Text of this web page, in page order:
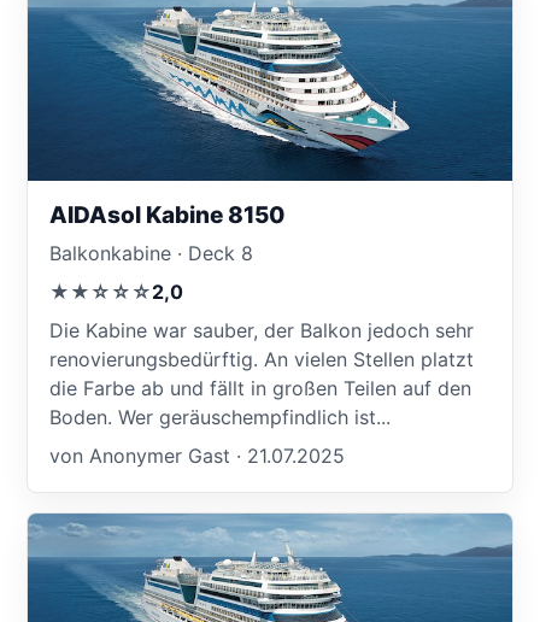
AIDAsol Kabine 8150
Balkonkabine · Deck 8
★★☆☆☆2,0
Die Kabine war sauber, der Balkon jedoch sehr
renovierungsbedürftig. An vielen Stellen platzt
die Farbe ab und fällt in großen Teilen auf den
Boden. Wer geräuschempfindlich ist...
von Anonymer Gast · 21.07.2025